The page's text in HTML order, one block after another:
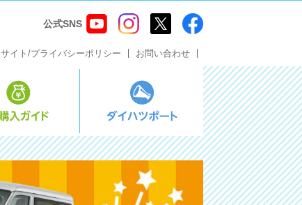
公式SNS
サイト/プライバシーポリシー お問い合わせ
ダイハツポート